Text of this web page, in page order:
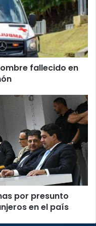
fallecido en
por presunto
en el país